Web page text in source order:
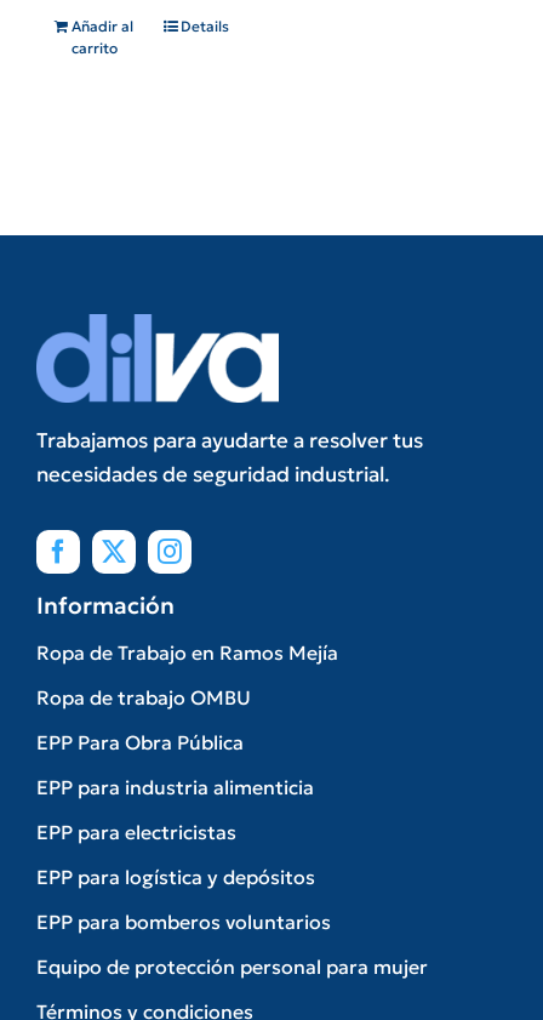
Añadir al
carrito
Details
Trabajamos para ayudarte a resolver tus
necesidades de seguridad industrial.
Información
Ropa de Trabajo en Ramos Mejía
Ropa de trabajo OMBU
EPP Para Obra Pública
EPP para industria alimenticia
EPP para electricistas
EPP para logística y depósitos
EPP para bomberos voluntarios
Equipo de protección personal para mujer
Términos y condiciones